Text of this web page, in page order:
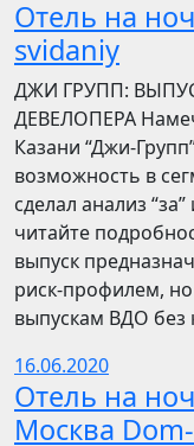
Отель на
svidaniy
​​ДЖИ ГРУПП:
ДЕВЕЛОПЕРА
Казани “Джи-
возможность в
сделал анализ
читайте
выпуск
риск-профилем,
выпускам ВДО без
16.06.2020
Отель на
Москва